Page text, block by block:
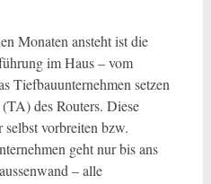
Monaten ansteht ist die
im Haus – vom
Tiefbauunternehmen setzen
des Routers. Diese
selbst vorbreiten bzw.
geht nur bis ans
– alle